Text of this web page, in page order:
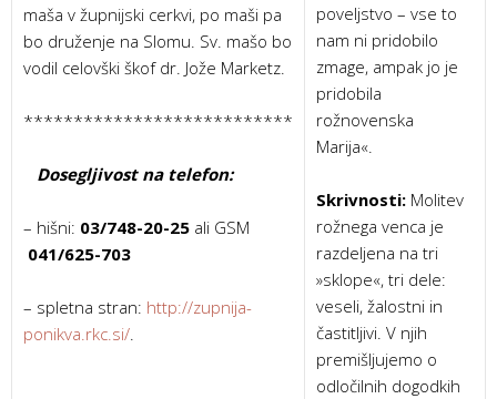
poveljstvo – vse to
nam ni pridobilo
zmage, ampak jo je
pridobila
rožnovenska
Marija«.
Skrivnosti: Molitev
rožnega venca je
razdeljena na tri
»sklope«, tri dele:
veseli, žalostni in
častitljivi. V njih
premišljujemo o
odločilnih dogodkih
maša v župnijski cerkvi, po maši pa
bo druženje na Slomu. Sv. mašo bo
vodil celovški škof dr. Jože Marketz.
***************************
Dosegljivost na telefon:
– hišni: 03/748-20-25 ali GSM
041/625-703
– spletna stran: http://zupnija-
ponikva.rkc.si/